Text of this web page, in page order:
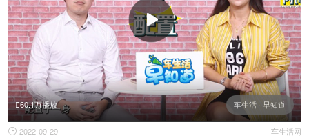
车生活 · 早知道
60.1万播放
 2022-09-29 车生活网